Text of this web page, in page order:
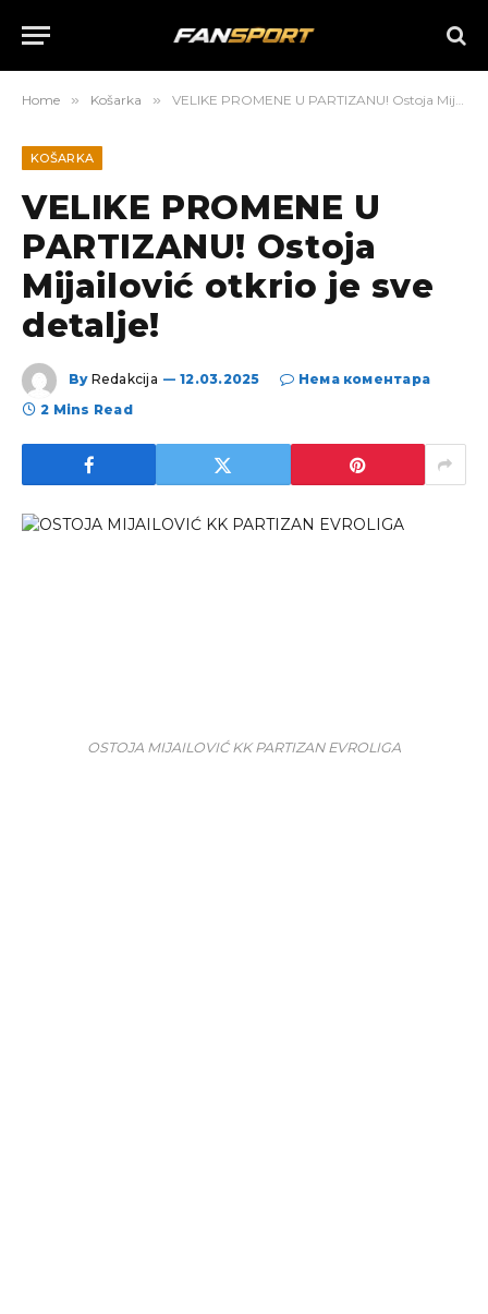
Home » Košarka » VELIKE PROMENE U PARTIZANU! Ostoja Mijailović otkrio je sve detalje!
KOŠARKA
VELIKE PROMENE U
PARTIZANU! Ostoja
Mijailović otkrio je sve
detalje!
By Redakcija 12.03.2025
Нема коментара
2 Mins Read
OSTOJA MIJAILOVIĆ KK PARTIZAN EVROLIGA